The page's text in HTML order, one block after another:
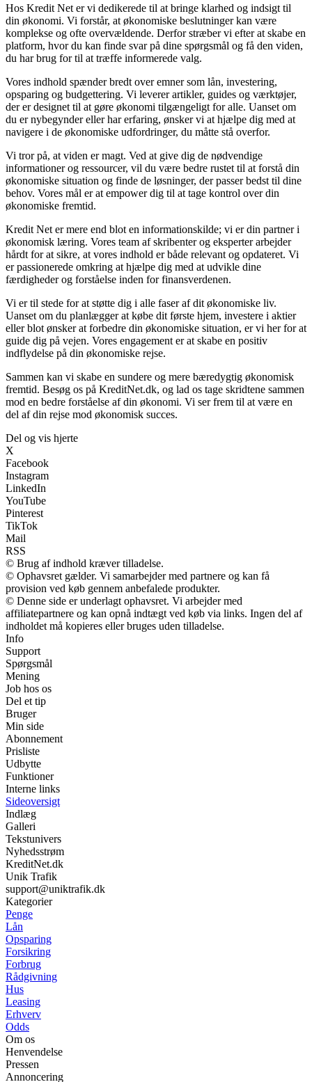
Hos Kredit Net er vi dedikerede til at bringe klarhed og indsigt til
din økonomi. Vi forstår, at økonomiske beslutninger kan være
komplekse og ofte overvældende. Derfor stræber vi efter at skabe en
platform, hvor du kan finde svar på dine spørgsmål og få den viden,
du har brug for til at træffe informerede valg.
Vores indhold spænder bredt over emner som lån, investering,
opsparing og budgettering. Vi leverer artikler, guides og værktøjer,
der er designet til at gøre økonomi tilgængeligt for alle. Uanset om
du er nybegynder eller har erfaring, ønsker vi at hjælpe dig med at
navigere i de økonomiske udfordringer, du måtte stå overfor.
Vi tror på, at viden er magt. Ved at give dig de nødvendige
informationer og ressourcer, vil du være bedre rustet til at forstå din
økonomiske situation og finde de løsninger, der passer bedst til dine
behov. Vores mål er at empower dig til at tage kontrol over din
økonomiske fremtid.
Kredit Net er mere end blot en informationskilde; vi er din partner i
økonomisk læring. Vores team af skribenter og eksperter arbejder
hårdt for at sikre, at vores indhold er både relevant og opdateret. Vi
er passionerede omkring at hjælpe dig med at udvikle dine
færdigheder og forståelse inden for finansverdenen.
Vi er til stede for at støtte dig i alle faser af dit økonomiske liv.
Uanset om du planlægger at købe dit første hjem, investere i aktier
eller blot ønsker at forbedre din økonomiske situation, er vi her for at
guide dig på vejen. Vores engagement er at skabe en positiv
indflydelse på din økonomiske rejse.
Sammen kan vi skabe en sundere og mere bæredygtig økonomisk
fremtid. Besøg os på KreditNet.dk, og lad os tage skridtene sammen
mod en bedre forståelse af din økonomi. Vi ser frem til at være en
del af din rejse mod økonomisk succes.
Del og vis hjerte
X
Facebook
Instagram
LinkedIn
YouTube
Pinterest
TikTok
Mail
RSS
© Brug af indhold kræver tilladelse.
© Ophavsret gælder. Vi samarbejder med partnere og kan få
provision ved køb gennem anbefalede produkter.
© Denne side er underlagt ophavsret. Vi arbejder med
affiliatepartnere og kan opnå indtægt ved køb via links. Ingen del af
indholdet må kopieres eller bruges uden tilladelse.
Info
Support
Spørgsmål
Mening
Job hos os
Del et tip
Bruger
Min side
Abonnement
Prisliste
Udbytte
Funktioner
Interne links
Sideoversigt
Indlæg
Galleri
Tekstunivers
Nyhedsstrøm
KreditNet.dk
Unik Trafik
support@uniktrafik.dk
Kategorier
Penge
Lån
Opsparing
Forsikring
Forbrug
Rådgivning
Hus
Leasing
Erhverv
Odds
Om os
Henvendelse
Pressen
Annoncering